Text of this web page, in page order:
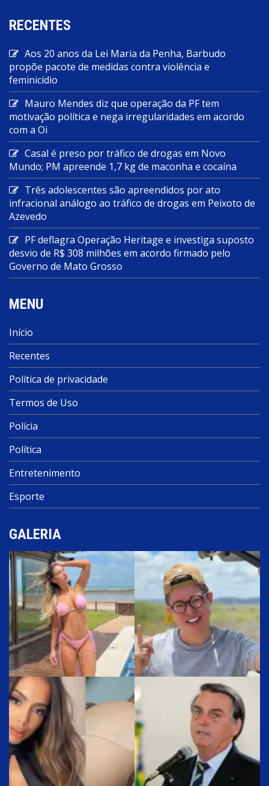
RECENTES
Aos 20 anos da Lei Maria da Penha, Barbudo
propõe pacote de medidas contra violência e
feminicídio
Mauro Mendes diz que operação da PF tem
motivação política e nega irregularidades em acordo
com a Oi
Casal é preso por tráfico de drogas em Novo
Mundo; PM apreende 1,7 kg de maconha e cocaína
Três adolescentes são apreendidos por ato
infracional análogo ao tráfico de drogas em Peixoto de
Azevedo
PF deflagra Operação Heritage e investiga suposto
desvio de R$ 308 milhões em acordo firmado pelo
Governo de Mato Grosso
MENU
Início
Recentes
Política de privacidade
Termos de Uso
Polícia
Política
Entretenimento
Esporte
GALERIA